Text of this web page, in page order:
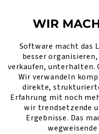
WIR
Software macht das
besser
verkaufen, unterhalten.
Wir verwandeln
direkte,
Erfahrung mit noch
wir trendsetzende
Ergebnisse. Das